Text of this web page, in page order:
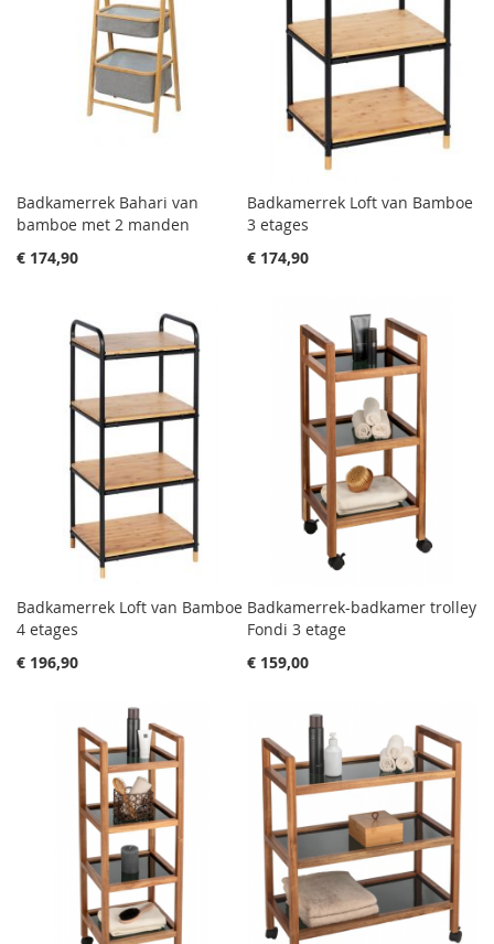
Badkamerrek Bahari van
bamboe met 2 manden
€ 174,90
Badkamerrek Loft van Bamboe
3 etages
€ 174,90
Badkamerrek Loft van Bamboe
4 etages
€ 196,90
Badkamerrek-badkamer trolley
Fondi 3 etage
€ 159,00